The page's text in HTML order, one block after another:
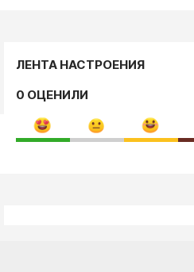
ЛЕНТА НАСТРОЕНИЯ
0 ОЦЕНИЛИ